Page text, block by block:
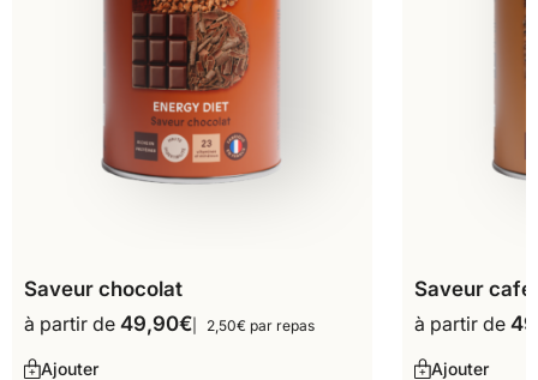
Saveur chocolat
à partir de 49,90€ 2,50€ par repas
Ajouter
Saveur café
à partir de
Ajouter